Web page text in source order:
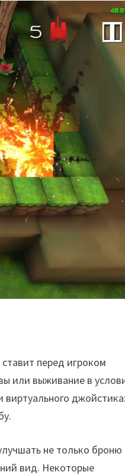
перед игроком
или выживание в
виртуального
не только броню
вид. Некоторые